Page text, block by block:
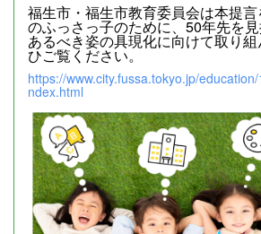
福生市・福生市教育委員会は本提
のふっさっ子のために、50年先を
あるべき姿の具現化に向けて取り
ひご覧ください。
https://www.city.fussa.tokyo.jp/
ndex.html